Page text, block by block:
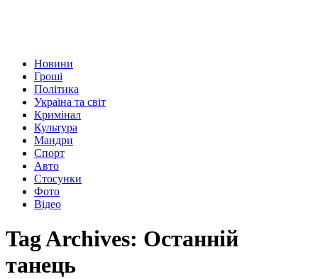
Новини
Гроші
Політика
Україна та світ
Кримінал
Культура
Мандри
Спорт
Авто
Стосунки
Фото
Відео
Tag Archives: Останній
танець